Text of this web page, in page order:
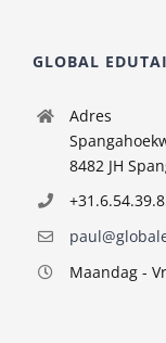
GLOBAL
Adres
8482 JH
Maandag -